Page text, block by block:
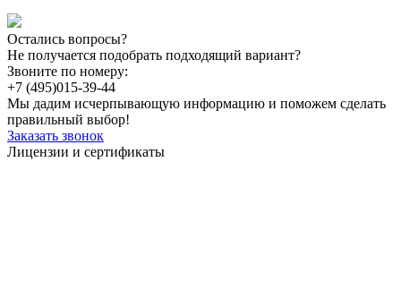
Остались вопросы?
Не получается подобрать подходящий вариант?
Звоните по номеру:
+7 (495)015-39-44
Мы дадим исчерпывающую информацию и поможем сделать
правильный выбор!
Заказать звонок
Лицензии и сертификаты